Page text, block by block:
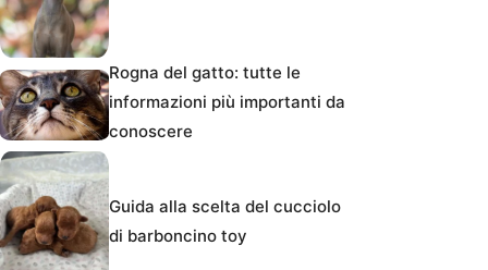
Rogna del gatto: tutte le
informazioni più importanti da
conoscere
Guida alla scelta del cucciolo
di barboncino toy